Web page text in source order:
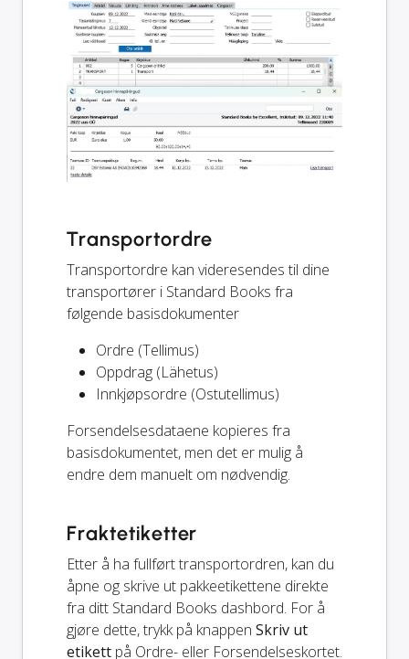
Transportordre
Transportordre kan videresendes til dine
transportører i Standard Books fra
følgende basisdokumenter
Ordre (Tellimus)
Oppdrag (Lähetus)
Innkjøpsordre (Ostutellimus)
Forsendelsesdataene kopieres fra
basisdokumentet, men det er mulig å
endre dem manuelt om nødvendig.
Fraktetiketter
Etter å ha fullført transportordren, kan du
åpne og skrive ut pakkeetikettene direkte
fra ditt Standard Books dashbord. For å
gjøre dette, trykk på knappen Skriv ut
etikett på Ordre- eller Forsendelseskortet.